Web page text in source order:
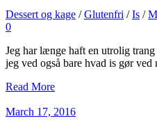
Dessert og kage /Glutenfri /Is /
0
Jeg har længe haft en utrolig
jeg ved også bare hvad is gør
Read More
March 17, 2016